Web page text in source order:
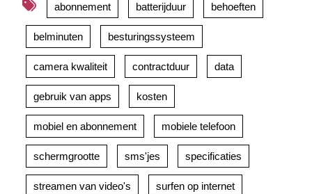
abonnement batterijduur behoeften
belminuten besturingssysteem
camera kwaliteit contractduur data
gebruik van apps kosten
mobiel en abonnement mobiele telefoon
schermgrootte sms'jes specificaties
streamen van video's surfen op internet